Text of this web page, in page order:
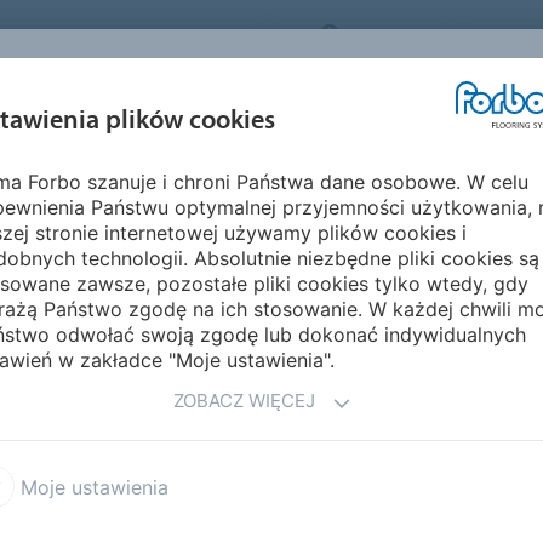
FORBO FLOORING SYSTEMS POLAND
INSPIRACJE I
REALIZACJE
i Nuway Coral maty Coral Marine FR
w transporcie morskim,
ustanowione przez
dla produktów
plików cookies
Forbo szanuje i chroni Państwa dane osobowe. W celu
Państwu optymalnej przyjemności użytkowania,
stronie internetowej używamy plików cookies i
technologii. Absolutnie niezbędne pliki cookies są
zawsze, pozostałe pliki cookies tylko wtedy, gdy
Państwo zgodę na ich stosowanie. W każdej chwili
odwołać swoją zgodę lub dokonać indywidualnych
w zakładce "Moje ustawienia".
ZOBACZ WIĘCEJ
Moje ustawienia